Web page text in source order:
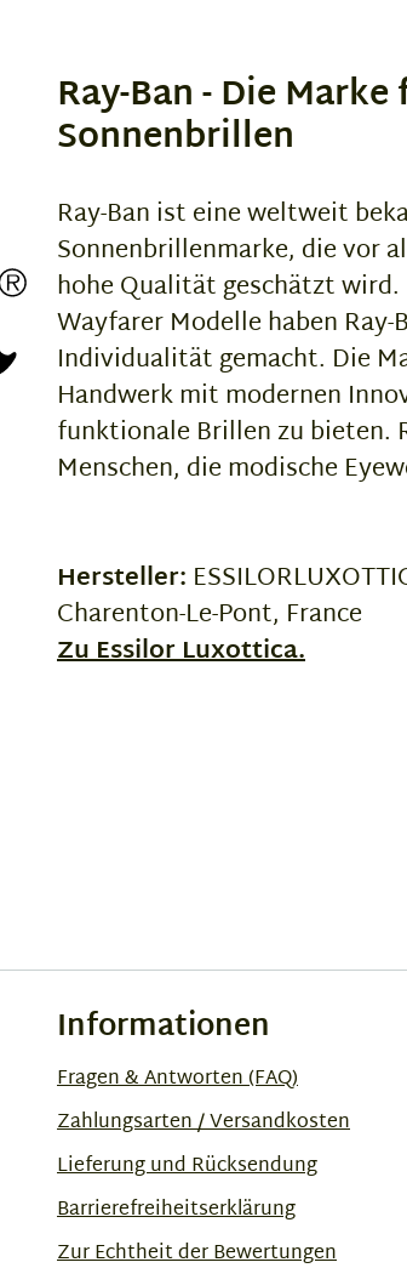
Ray-Ban - Die
Sonnenbrillen
Ray-Ban ist eine weltweit
Sonnenbrillenmarke, die vor
hohe Qualität geschätzt
Wayfarer Modelle haben
Individualität gemacht. Die
Handwerk mit modernen
funktionale Brillen zu bieten.
Menschen, die modische
Hersteller:
Charenton-Le-Pont, France
Zu Essilor Luxottica.
Informationen
Fragen & Antworten (FAQ)
Zahlungsarten / Versandkosten
Lieferung und Rücksendung
Barrierefreiheitserklärung
Zur Echtheit der Bewertungen